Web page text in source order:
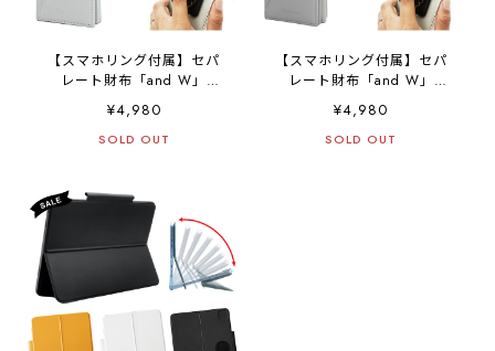
【スマホリング付属】セパ
レート財布「and W」
separate 財布 スマホショル
ダー ミニマム ミニマル 三
つ折り財布 スマホ財布 レザ
Android カード収納 小銭入
れ 大容量 極薄 コンパクト
高級 コンパクト財布 ミニ財
布 SANBASHI （PU・アイ
スグレー）
¥4,980
SOLD OUT
【スマホリング付属】セパ
レート財布「and W」
separate 財布 スマホショル
ダー ミニマム ミニマル 三
つ折り財布 スマホ財布 レザ
¥4,980
SOLD OUT